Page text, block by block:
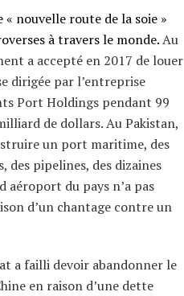
nouvelle route de la soie »
à travers le monde.Au
a accepté en 2017 de louer
dirigée par l’entreprise
Port Holdings pendant 99
de dollars. Au Pakistan,
un port maritime, des
des pipelines, des dizaines
aéroport du pays n’a pas
d’un chantage contre un
a failli devoir abandonner le
en raison d’une dette